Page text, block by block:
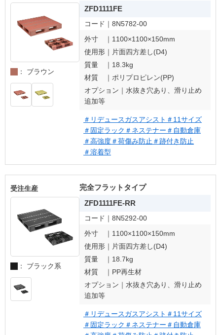
： ブラウン
ZFD1111FE
コード｜ 8N5782-00
外寸 ｜ 1100×1100×150mm
使用形｜ 片面四方差し(D4)
質量 ｜ 18.3kg
材質 ｜ ポリプロピレン(PP)
オプション｜ 水抜き穴あり、滑り止め
追加等
＃リデュースガスアシスト ＃11サイズ
＃固定ラック ＃ネステナー ＃自動倉庫
＃高強度＃荷傷み防止 ＃跡付き防止
＃溶着型
受注生産
： ブラック系
完全フラットタイプ
ZFD1111FE-RR
コード｜ 8N5292-00
外寸 ｜ 1100×1100×150mm
使用形｜ 片面四方差し(D4)
質量 ｜ 18.7kg
材質 ｜ PP再生材
オプション｜ 水抜き穴あり、滑り止め
追加等
＃リデュースガスアシスト ＃11サイズ
＃固定ラック ＃ネステナー ＃自動倉庫